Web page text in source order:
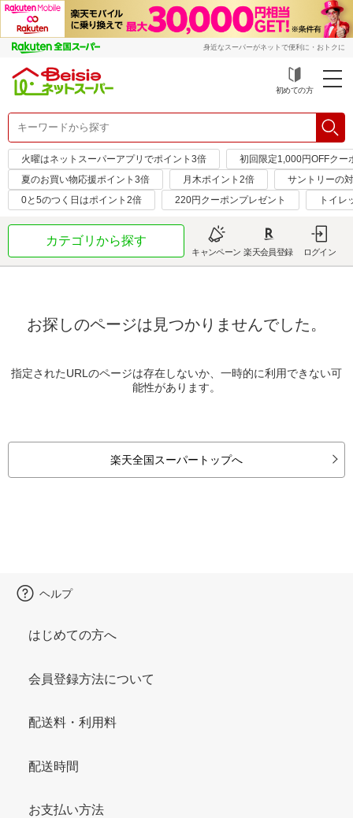
身近なスーパーがネットで便利に・おトクに
初めての方
火曜はネットスーパーアプリでポイント3倍
初回限定1,000円OFFクー
夏のお買い物応援ポイント3倍
月木ポイント2倍
サントリーの
0と5のつく日はポイント2倍
220円クーポンプレゼント トイレ
カテゴリから探す
キャンペーン 楽天会員登録 ログイン
お探しのページは見つかりませんでした。
指定されたURLのページは存在しないか、一時的に利用できない可
能性があります。
楽天全国スーパートップへ
ヘルプ
はじめての方へ
会員登録方法について
配送料・利用料
配送時間
お支払い方法